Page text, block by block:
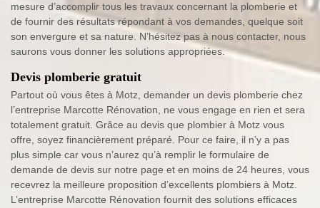
mesure d’accomplir tous les travaux concernant la plomberie et
de fournir des résultats répondant à vos demandes, quelque soit
son envergure et sa nature. N’hésitez pas à nous contacter, nous
saurons vous donner les solutions appropriées.
Devis plomberie gratuit
Partout où vous êtes à Motz, demander un devis plomberie chez
l’entreprise Marcotte Rénovation, ne vous engage en rien et sera
totalement gratuit. Grâce au devis que plombier à Motz vous
offre, soyez financièrement préparé. Pour ce faire, il n’y a pas
plus simple car vous n’aurez qu’à remplir le formulaire de
demande de devis sur notre page et en moins de 24 heures, vous
recevrez la meilleure proposition d’excellents plombiers à Motz.
L’entreprise Marcotte Rénovation fournit des solutions efficaces